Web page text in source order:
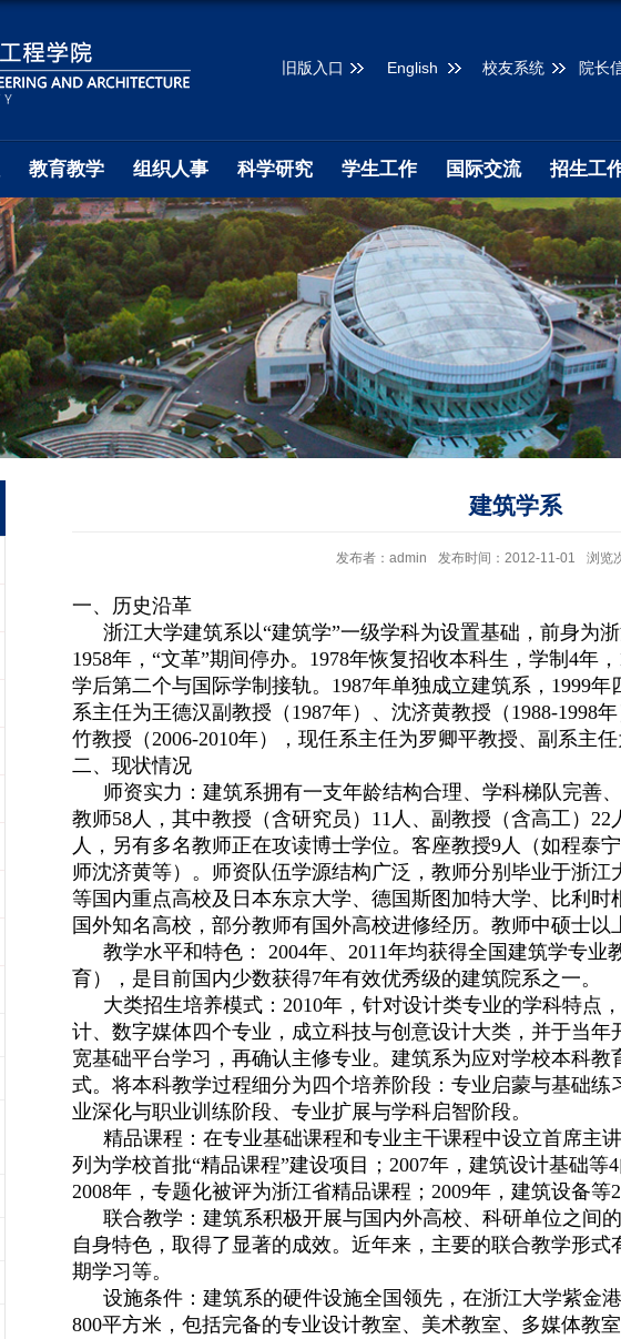
旧版入口 English 校友系统 院长
教育教学 组织人事 科学研究 学生工作 国际交流 招生工
建筑学系
发布者：admin 发布时间：2012-11-01 浏览
一、历史沿革
浙江大学建筑系以“建筑学”一级学科为设置基础，前身为
1958年，“文革”期间停办。1978年恢复招收本科生，学制4年
学后第二个与国际学制接轨。1987年单独成立建筑系，1999
系主任为王德汉副教授（1987年）、沈济黄教授（1988-1998
竹教授（2006-2010年），现任系主任为罗卿平教授、副系主任
二、现状情况
师资实力： 建筑系拥有一支年龄结构合理、学科梯队完善
教师58人，其中教授（含研究员）11人、副教授（含高工）
人，另有多名教师正在攻读博士学位。客座教授9人（如程泰
师沈济黄等）。师资队伍学源结构广泛，教师分别毕业于浙
等国内重点高校及日本东京大学、德国斯图加特大学、比利
国外知名高校，部分教师有国外高校进修经历。教师中硕士以
教学水平和特色： 2004年、2011年均获得全国建筑学专业
育），是目前国内少数获得7年有效优秀级的建筑院系之一。
大类招生培养模式：2010年，针对设计类专业的学科特点
计、数字媒体四个专业，成立科技与创意设计大类，并于当
宽基础平台学习，再确认主修专业。建筑系为应对学校本科教
式。将本科教学过程细分为四个培养阶段：专业启蒙与基础
业深化与职业训练阶段、专业扩展与学科启智阶段。
精品课程：在专业基础课程和专业主干课程中设立首席主
列为学校首批“精品课程”建设项目；2007年，建筑设计基础等
2008年，专题化被评为浙江省精品课程；2009年，建筑设备等
联合教学：建筑系积极开展与国内外高校、科研单位之间
自身特色，取得了显著的成效。近年来，主要的联合教学形
期学习等。
设施条件： 建筑系的硬件设施全国领先，在浙江大学紫金
800平方米，包括完备的专业设计教室、美术教室、多媒体教